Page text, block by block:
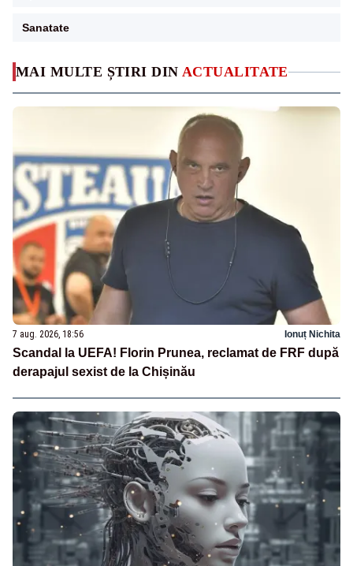
MAI MULTE ȘTIRI DIN ACTUALITATE
7 aug. 2026, 18:56 Ionuț Nichita
Scandal la UEFA! Florin Prunea, reclamat de FRF după
derapajul sexist de la Chișinău
Sanatate